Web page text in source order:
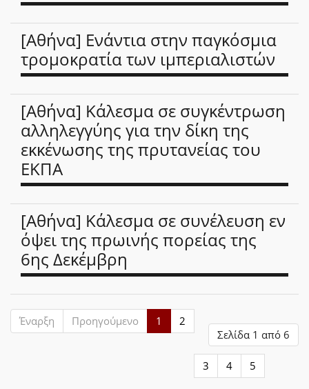
[Αθήνα] Ενάντια στην παγκόσμια
τρομοκρατία των ιμπεριαλιστών
[Αθήνα] Κάλεσμα σε συγκέντρωση
αλληλεγγύης για την δίκη της
εκκένωσης της πρυτανείας του
ΕΚΠΑ
[Αθήνα] Κάλεσμα σε συνέλευση εν
όψει της πρωινής πορείας της
6ης Δεκέμβρη
Σελίδα 1 από 6
Έναρξη Προηγούμενο 1 2
3 4 5